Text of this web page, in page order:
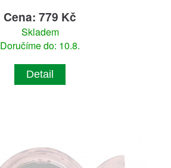
Cena: 779 Kč
Skladem
Doručíme do: 10.8.
Detail